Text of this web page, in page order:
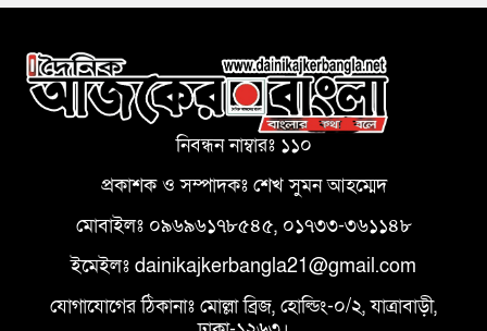
নিবন্ধন নাম্বারঃ ১১০
প্রকাশক ও সম্পাদকঃ শেখ সুমন আহম্মেদ
মোবাইলঃ ০৯৬৯৬১৭৮৫৪৫, ০১৭৩৩-৩৬১১৪৮
ইমেইলঃ dainikajkerbangla21@gmail.com
যোগাযোগের ঠিকানাঃ মোল্লা ব্রিজ, হোল্ডিং-০/২, যাত্রাবাড়ী,